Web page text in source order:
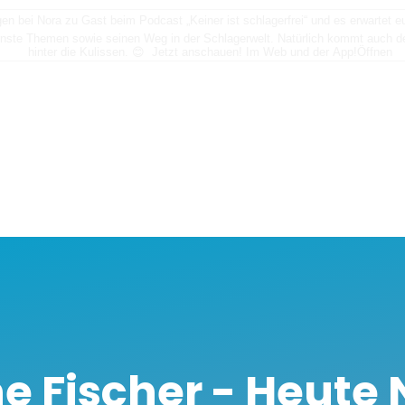
bei Nora zu Gast beim Podcast „Keiner ist schlagerfrei“ und es erwartet
Themen sowie seinen Weg in der Schlagerwelt. Natürlich kommt auch
Fischer - Heute